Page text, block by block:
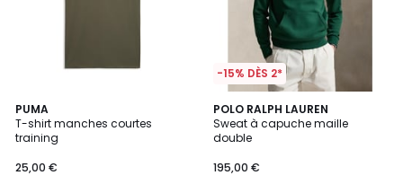
PUMA
T-shirt manches courtes
training
25,00 €
-15% DÈS 2*
POLO RALPH LAUREN
Sweat à capuche maille
double
195,00 €
5
/
5
5
Couleurs